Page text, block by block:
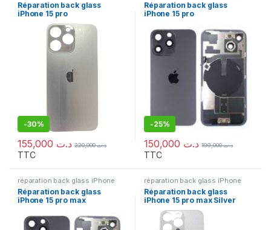
Réparation back glass
iPhone 15 pro
-30%
د.ت د.ت220,000
TTC
Réparation back glass
iPhone 15 pro
-25%
د.ت د.ت199,000
TTC
réparation back glass iPhone
Réparation back glass
iPhone 15 pro max
réparation back glass iPhone
Réparation back glass
iPhone 15 pro max Silver